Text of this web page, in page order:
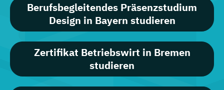
Berufsbegleitendes Präsenzstudium
Design in Bayern studieren
Zertifikat Betriebswirt in Bremen
studieren